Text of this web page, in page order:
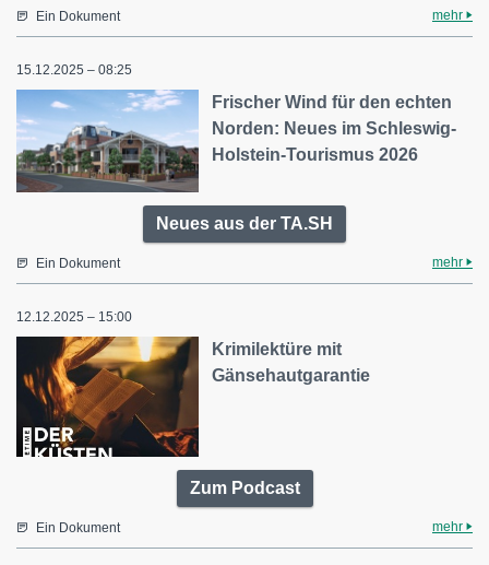
Ein Dokument mehr
15.12.2025 – 08:25
Frischer Wind für den echten
Norden: Neues im Schleswig-
Holstein-Tourismus 2026
Neues aus der TA.SH
Ein Dokument mehr
12.12.2025 – 15:00
Krimilektüre mit
Gänsehautgarantie
Zum Podcast
Ein Dokument mehr